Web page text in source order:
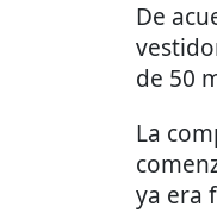
De
de 50
La
ya era